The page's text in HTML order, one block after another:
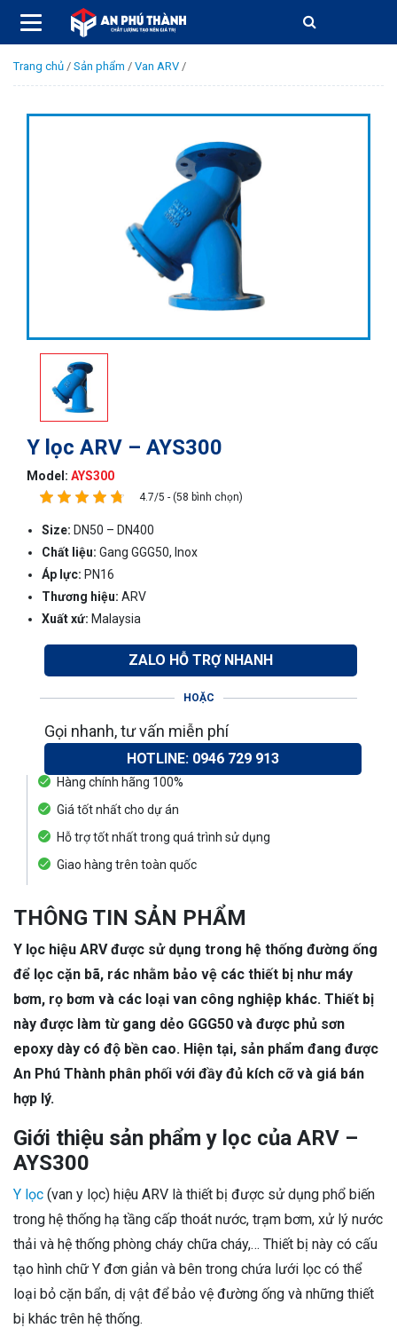
Trang chủ / Sản phẩm / Van ARV /
Y lọc ARV – AYS300
Model: AYS300
4.7/5 - (58 bình chọn)
Size: DN50 – DN400
Chất liệu: Gang GGG50, Inox
Áp lực: PN16
Thương hiệu: ARV
Xuất xứ: Malaysia
ZALO HỖ TRỢ NHANH
HOẶC
Gọi nhanh, tư vấn miễn phí
HOTLINE: 0946 729 913
Hàng chính hãng 100%
Giá tốt nhất cho dự án
Hỗ trợ tốt nhất trong quá trình sử dụng
Giao hàng trên toàn quốc
THÔNG TIN SẢN PHẨM
Y lọc hiệu ARV được sử dụng trong hệ thống đường ống
để lọc cặn bã, rác nhằm bảo vệ các thiết bị như máy
bơm, rọ bơm và các loại van công nghiệp khác. Thiết bị
này được làm từ gang dẻo GGG50 và được phủ sơn
epoxy dày có độ bền cao. Hiện tại, sản phẩm đang được
An Phú Thành phân phối với đầy đủ kích cỡ và giá bán
hợp lý.
Giới thiệu sản phẩm y lọc của ARV –
AYS300
Y lọc (van y lọc) hiệu ARV là thiết bị được sử dụng phổ biến
trong hệ thống hạ tầng cấp thoát nước, trạm bơm, xử lý nước
thải và hệ thống phòng cháy chữa cháy,… Thiết bị này có cấu
tạo hình chữ Y đơn giản và bên trong chứa lưới lọc có thể
loại bỏ cặn bẩn, dị vật để bảo vệ đường ống và những thiết
bị khác trên hệ thống.